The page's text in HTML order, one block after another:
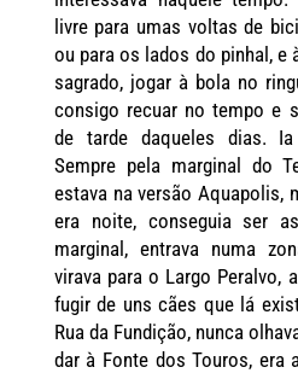
livre para umas voltas de
ou para os lados do pinhal, e
sagrado, jogar à bola no
consigo recuar no tempo e
de tarde daqueles dias.
Sempre pela marginal do
estava na versão Aquapolis,
era noite, conseguia ser
marginal, entrava numa
virava para o Largo Peralvo,
fugir de uns cães que lá
Rua da Fundição, nunca
dar à Fonte dos Touros, era